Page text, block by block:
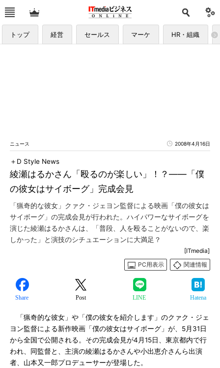
トップ 経営 セールス マーケ HR・組織
ニュース 2008年4月16日
綾瀬はるかさん「殴るのが楽しい」！？――「僕
の彼女はサイボーグ」完成会見
＋D Style News
「猟奇的な彼女」クァク・ジェヨン監督による映画「僕の彼女は
サイボーグ」の完成会見が行われた。ハイパワーなサイボーグを
演じた綾瀬はるかさんは、「普段、人を殴ることがないので、楽
しかった」と演技のシチュエーションに大満足？
[ITmedia]
PC用表示
関連情報
Share Post LINE Hatena
「猟奇的な彼女」や「僕の彼女を紹介します」のクァク・ジェ
ヨン監督による新作映画「僕の彼女はサイボーグ」が、5月31日
から全国で公開される。その完成会見が4月15日、東京都内で行
われ、同監督と、主演の綾瀬はるかさんや小出恵介さんら出演
者、山本又一郎プロデューサーが登場した。